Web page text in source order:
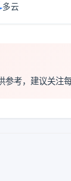
多云
考，建议关注